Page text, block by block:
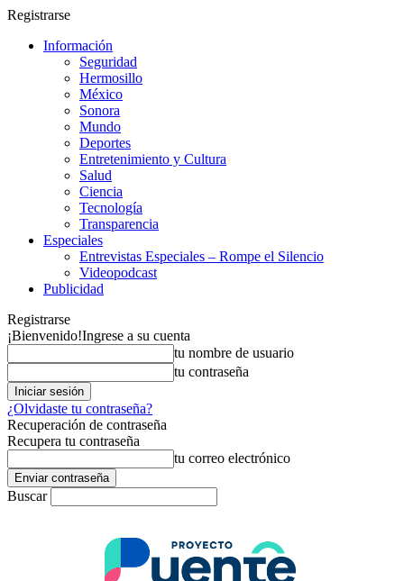
Registrarse
Información
Seguridad
Hermosillo
México
Sonora
Mundo
Deportes
Entretenimiento y Cultura
Salud
Ciencia
Tecnología
Transparencia
Especiales
Entrevistas Especiales – Rompe el Silencio
Videopodcast
Publicidad
Registrarse
¡Bienvenido!Ingrese a su cuenta
tu nombre de usuario
tu contraseña
¿Olvidaste tu contraseña?
Recuperación de contraseña
Recupera tu contraseña
tu correo electrónico
Buscar